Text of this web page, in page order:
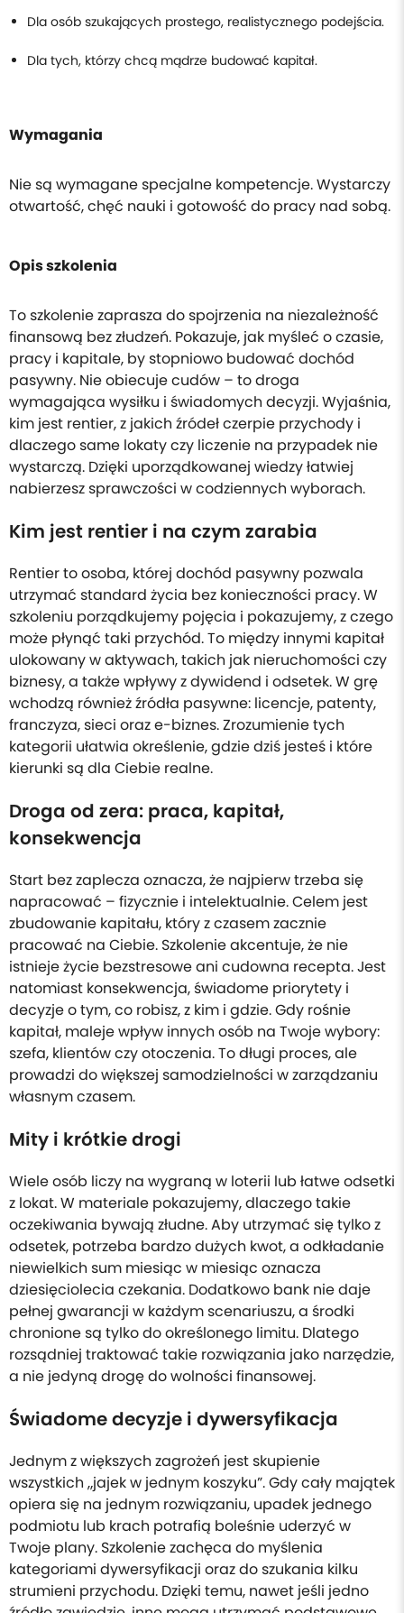
Dla osób szukających prostego, realistycznego podejścia.
Dla tych, którzy chcą mądrze budować kapitał.
Wymagania
Nie są wymagane specjalne kompetencje. Wystarczy
otwartość, chęć nauki i gotowość do pracy nad sobą.
Opis szkolenia
To szkolenie zaprasza do spojrzenia na niezależność
finansową bez złudzeń. Pokazuje, jak myśleć o czasie,
pracy i kapitale, by stopniowo budować dochód
pasywny. Nie obiecuje cudów – to droga
wymagająca wysiłku i świadomych decyzji. Wyjaśnia,
kim jest rentier, z jakich źródeł czerpie przychody i
dlaczego same lokaty czy liczenie na przypadek nie
wystarczą. Dzięki uporządkowanej wiedzy łatwiej
nabierzesz sprawczości w codziennych wyborach.
Kim jest rentier i na czym zarabia
Rentier to osoba, której dochód pasywny pozwala
utrzymać standard życia bez konieczności pracy. W
szkoleniu porządkujemy pojęcia i pokazujemy, z czego
może płynąć taki przychód. To między innymi kapitał
ulokowany w aktywach, takich jak nieruchomości czy
biznesy, a także wpływy z dywidend i odsetek. W grę
wchodzą również źródła pasywne: licencje, patenty,
franczyza, sieci oraz e-biznes. Zrozumienie tych
kategorii ułatwia określenie, gdzie dziś jesteś i które
kierunki są dla Ciebie realne.
Droga od zera: praca, kapitał,
konsekwencja
Start bez zaplecza oznacza, że najpierw trzeba się
napracować – fizycznie i intelektualnie. Celem jest
zbudowanie kapitału, który z czasem zacznie
pracować na Ciebie. Szkolenie akcentuje, że nie
istnieje życie bezstresowe ani cudowna recepta. Jest
natomiast konsekwencja, świadome priorytety i
decyzje o tym, co robisz, z kim i gdzie. Gdy rośnie
kapitał, maleje wpływ innych osób na Twoje wybory:
szefa, klientów czy otoczenia. To długi proces, ale
prowadzi do większej samodzielności w zarządzaniu
własnym czasem.
Mity i krótkie drogi
Wiele osób liczy na wygraną w loterii lub łatwe odsetki
z lokat. W materiale pokazujemy, dlaczego takie
oczekiwania bywają złudne. Aby utrzymać się tylko z
odsetek, potrzeba bardzo dużych kwot, a odkładanie
niewielkich sum miesiąc w miesiąc oznacza
dziesięciolecia czekania. Dodatkowo bank nie daje
pełnej gwarancji w każdym scenariuszu, a środki
chronione są tylko do określonego limitu. Dlatego
rozsądniej traktować takie rozwiązania jako narzędzie,
a nie jedyną drogę do wolności finansowej.
Świadome decyzje i dywersyfikacja
Jednym z większych zagrożeń jest skupienie
wszystkich „jajek w jednym koszyku”. Gdy cały majątek
opiera się na jednym rozwiązaniu, upadek jednego
podmiotu lub krach potrafią boleśnie uderzyć w
Twoje plany. Szkolenie zachęca do myślenia
kategoriami dywersyfikacji oraz do szukania kilku
strumieni przychodu. Dzięki temu, nawet jeśli jedno